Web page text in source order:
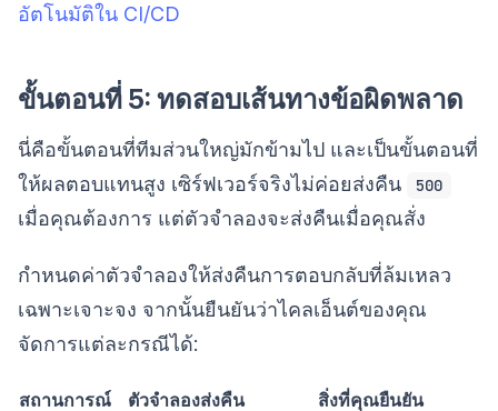
อัตโนมัติใน CI/CD
ขั้นตอนที่ 5: ทดสอบเส้นทางข้อผิดพลาด
นี่คือขั้นตอนที่ทีมส่วนใหญ่มักข้ามไป และเป็นขั้นตอนที่
ให้ผลตอบแทนสูง เซิร์ฟเวอร์จริงไม่ค่อยส่งคืน
500
เมื่อคุณต้องการ แต่ตัวจำลองจะส่งคืนเมื่อคุณสั่ง
กำหนดค่าตัวจำลองให้ส่งคืนการตอบกลับที่ล้มเหลว
เฉพาะเจาะจง จากนั้นยืนยันว่าไคลเอ็นต์ของคุณ
จัดการแต่ละกรณีได้:
สถานการณ์ ตัวจำลองส่งคืน
สิ่งที่คุณยืนยัน